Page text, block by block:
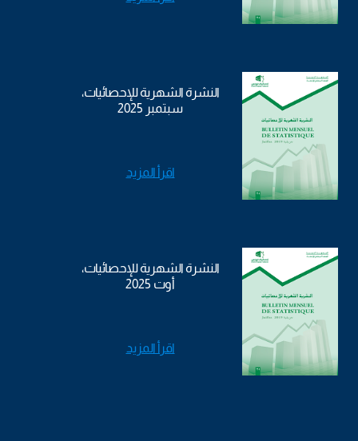
النشرة الشهرية للإحصائيات،
سبتمبر 2025
اقرأ المزيد
النشرة الشهرية للإحصائيات،
أوت 2025
اقرأ المزيد